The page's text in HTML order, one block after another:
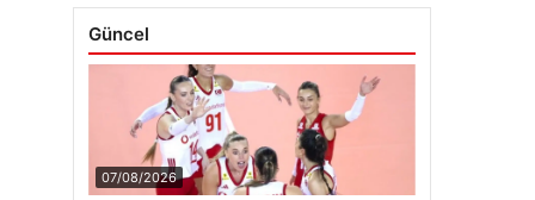
Güncel
07/08/2026